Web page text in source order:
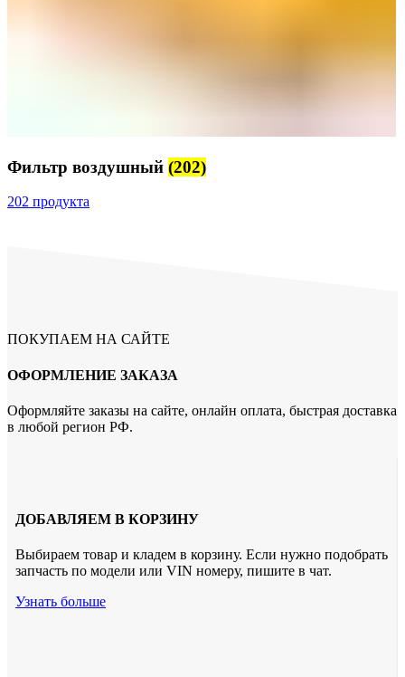
Фильтр воздушный (202)
202 продукта
ПОКУПАЕМ НА САЙТЕ
ОФОРМЛЕНИЕ ЗАКАЗА
Оформляйте заказы на сайте, онлайн оплата, быстрая доставка
в любой регион РФ.
ДОБАВЛЯЕМ В КОРЗИНУ
Выбираем товар и кладем в корзину. Если нужно подобрать
запчасть по модели или VIN номеру, пишите в чат.
Узнать больше